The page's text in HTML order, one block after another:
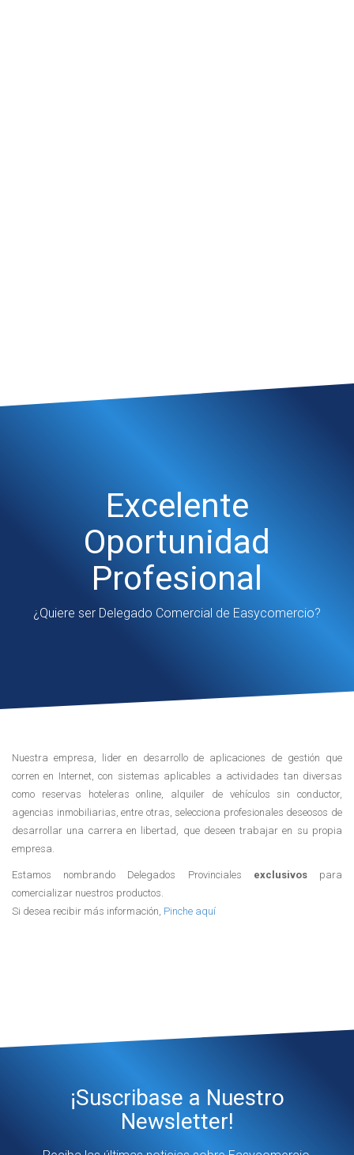
Excelente
Oportunidad
Profesional
¿Quiere ser Delegado Comercial de Easycomercio?
Nuestra empresa, lider en desarrollo de aplicaciones de gestión que
corren en Internet, con sistemas aplicables a actividades tan diversas
como reservas hoteleras online, alquiler de vehículos sin conductor,
agencias inmobiliarias, entre otras, selecciona profesionales deseosos de
desarrollar una carrera en libertad, que deseen trabajar en su propia
empresa.
Estamos nombrando Delegados Provinciales exclusivospara
comercializar nuestros productos.
Si desea recibir más información, Pinche aquí
¡Suscribase a Nuestro
Newsletter!